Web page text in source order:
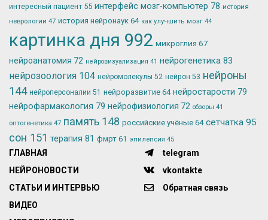
интересный пациент 55 интерфейс мозг-компьютер 78 история
неврологии 47 история нейронаук 64 как улучшить мозг 44
картинка дня 992 микроглия 67
нейроанатомия 72 нейровизуализация 41 нейрогенетика 83
нейрозоология 104 нейромолекулы 52 нейрон 53 нейроны
144 нейроперсоналии 51 нейроразвитие 64 нейростарости 79
нейрофармакология 79 нейрофизиология 72 обзоры 41
оптогенетика 47 память 148 российские учёные 64 сетчатка 95
сон 151 терапия 81 фмрт 61 эпилепсия 45
ГЛАВНАЯ
НЕЙРОНОВОСТИ
СТАТЬИ И ИНТЕРВЬЮ
ВИДЕО
telegram
vkontakte
Обратная связь